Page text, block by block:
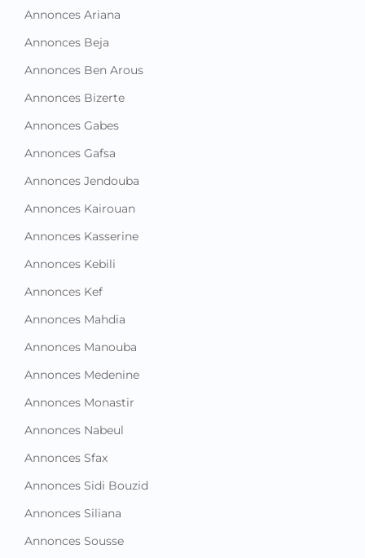
Annonces Ariana
Annonces Beja
Annonces Ben Arous
Annonces Bizerte
Annonces Gabes
Annonces Gafsa
Annonces Jendouba
Annonces Kairouan
Annonces Kasserine
Annonces Kebili
Annonces Kef
Annonces Mahdia
Annonces Manouba
Annonces Medenine
Annonces Monastir
Annonces Nabeul
Annonces Sfax
Annonces Sidi Bouzid
Annonces Siliana
Annonces Sousse